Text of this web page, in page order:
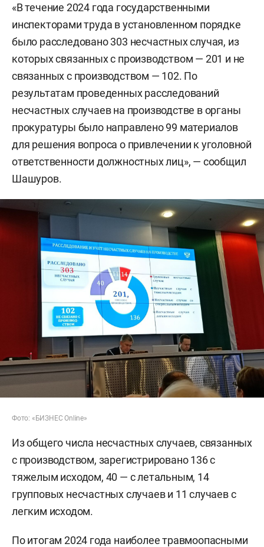
«В течение 2024 года государственными
инспекторами труда в установленном порядке
было расследовано 303 несчастных случая, из
которых связанных с производством — 201 и не
связанных с производством — 102. По
результатам проведенных расследований
несчастных случаев на производстве в органы
прокуратуры было направлено 99 материалов
для решения вопроса о привлечении к уголовной
ответственности должностных лиц», — сообщил
Шашуров.
Фото: «БИЗНЕС Online»
Из общего числа несчастных случаев, связанных
с производством, зарегистрировано 136 с
тяжелым исходом, 40 — с летальным, 14
групповых несчастных случаев и 11 случаев с
легким исходом.
По итогам 2024 года наиболее травмоопасными